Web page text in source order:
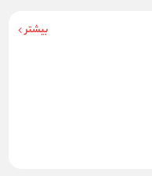
بیشتر